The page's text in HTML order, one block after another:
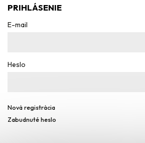
PRIHLÁSENIE
E-mail
Heslo
Nová registrácia
Zabudnuté heslo